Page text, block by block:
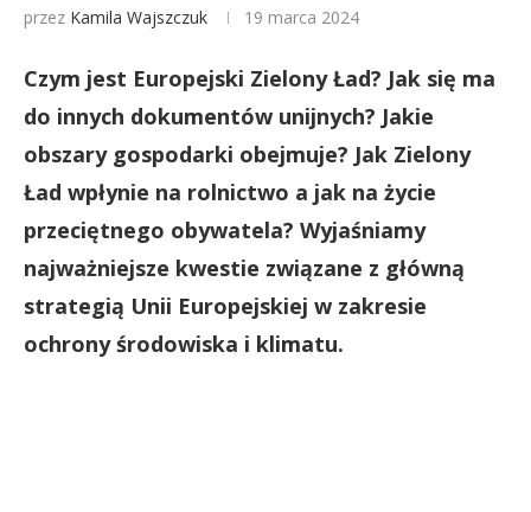
przez Kamila Wajszczuk 19 marca 2024
Czym jest Europejski Zielony Ład? Jak się ma
do innych dokumentów unijnych? Jakie
obszary gospodarki obejmuje? Jak Zielony
Ład wpłynie na rolnictwo a jak na życie
przeciętnego obywatela? Wyjaśniamy
najważniejsze kwestie związane z główną
strategią Unii Europejskiej w zakresie
ochrony środowiska i klimatu.